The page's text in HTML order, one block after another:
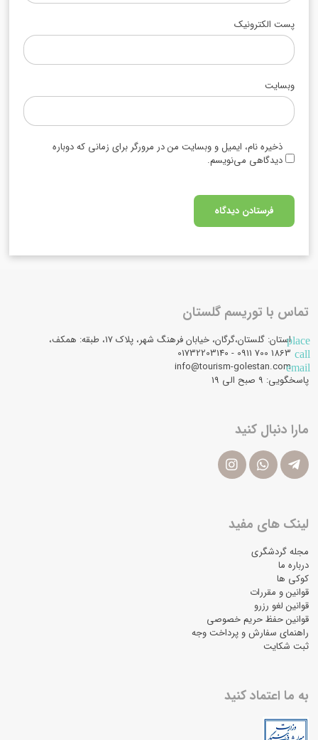
پست الکترونیک
وبسایت
ذخیره نام، ایمیل و وبسایت من در مرورگر برای زمانی که دوباره
دیدگاهی می‌نویسم.
تماس با توریسم گلستان
placeاستان: گلستان،گرگان، خیابان فرهنگ شهر، پلاک 17، طبقه: همکف،
call
email
info@tourism-golestan.com
پاسخگویی: ۹ صبح الی 19
مارا دنبال کنید
لینک های مفید
مجله گردشگری
درباره ما
کوکی ها
قوانین و مقررات
قوانین لغو رزرو
قوانین حفظ حریم خصوصی
راهنمای سفارش و پرداخت وجه
ثبت شکایت
به ما اعتماد کنید